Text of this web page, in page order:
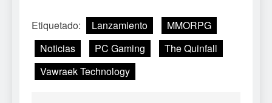
Etiquetado: Lanzamiento
MMORPG
Noticias
PC Gaming
The Quinfall
Vawraek Technology